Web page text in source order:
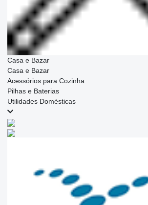
Casa e Bazar
Casa e Bazar
Acessórios para Cozinha
Pilhas e Baterias
Utilidades Domésticas